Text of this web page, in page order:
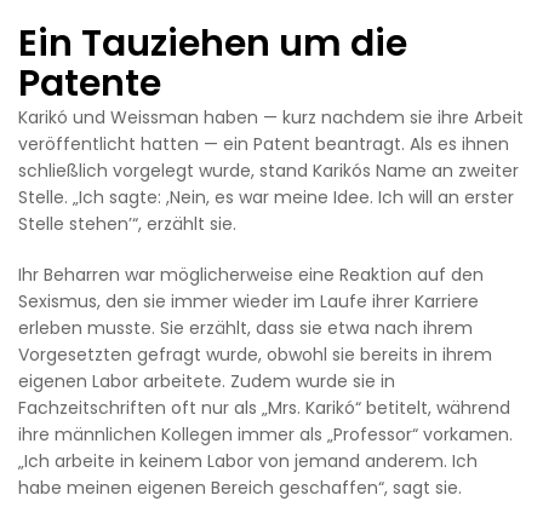
Ein Tauziehen um die
Patente
Karikó und Weissman haben — kurz nachdem sie ihre Arbeit
veröffentlicht hatten — ein Patent beantragt. Als es ihnen
schließlich vorgelegt wurde, stand Karikós Name an zweiter
Stelle. „Ich sagte: ,Nein, es war meine Idee. Ich will an erster
Stelle stehen’“, erzählt sie.
Ihr Beharren war möglicherweise eine Reaktion auf den
Sexismus, den sie immer wieder im Laufe ihrer Karriere
erleben musste. Sie erzählt, dass sie etwa nach ihrem
Vorgesetzten gefragt wurde, obwohl sie bereits in ihrem
eigenen Labor arbeitete. Zudem wurde sie in
Fachzeitschriften oft nur als „Mrs. Karikó“ betitelt, während
ihre männlichen Kollegen immer als „Professor“ vorkamen.
„Ich arbeite in keinem Labor von jemand anderem. Ich
habe meinen eigenen Bereich geschaffen“, sagt sie.